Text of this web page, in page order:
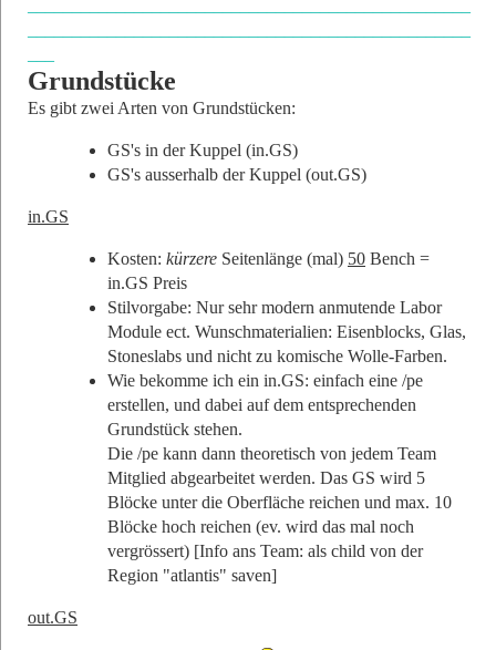
Grundstücke
Es gibt zwei Arten von Grundstücken:
GS's in der Kuppel (in.GS)
GS's ausserhalb der Kuppel (out.GS)
in.GS
Kosten: kürzere Seitenlänge (mal) 50 Bench =
in.GS Preis
Stilvorgabe: Nur sehr modern anmutende Labor
Module ect. Wunschmaterialien: Eisenblocks, Glas,
Stoneslabs und nicht zu komische Wolle-Farben.
Wie bekomme ich ein in.GS: einfach eine /pe
erstellen, und dabei auf dem entsprechenden
Grundstück stehen.
Die /pe kann dann theoretisch von jedem Team
Mitglied abgearbeitet werden. Das GS wird 5
Blöcke unter die Oberfläche reichen und max. 10
Blöcke hoch reichen (ev. wird das mal noch
vergrössert) [Info ans Team: als child von der
Region "atlantis" saven]
out.GS